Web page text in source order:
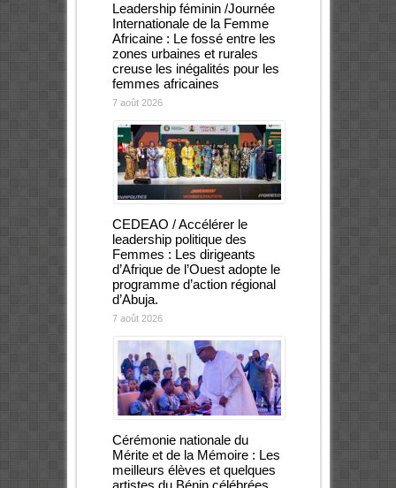
Leadership féminin /Journée
Internationale de la Femme
Africaine : Le fossé entre les
zones urbaines et rurales
creuse les inégalités pour les
femmes africaines
7 août 2026
CEDEAO / Accélérer le
leadership politique des
Femmes : Les dirigeants
d’Afrique de l’Ouest adopte le
programme d’action régional
d’Abuja.
7 août 2026
Cérémonie nationale du
Mérite et de la Mémoire : Les
meilleurs élèves et quelques